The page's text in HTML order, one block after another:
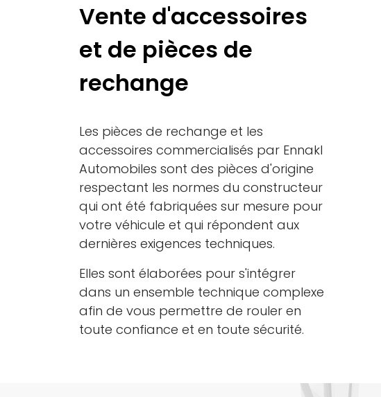
Vente d'accessoires
et de pièces de
rechange
Les pièces de rechange et les
accessoires commercialisés par Ennakl
Automobiles sont des pièces d'origine
respectant les normes du constructeur
qui ont été fabriquées sur mesure pour
votre véhicule et qui répondent aux
dernières exigences techniques.
Elles sont élaborées pour s'intégrer
dans un ensemble technique complexe
afin de vous permettre de rouler en
toute confiance et en toute sécurité.